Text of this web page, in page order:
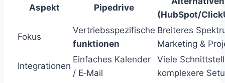
Aspekt Pipedrive
(HubSpot/
Fokus
Vertriebsspezifische
funktionen
Breiteres
Marketing &
Integrationen
Einfaches Kalender
/ E‑Mail
Viele
komplexere